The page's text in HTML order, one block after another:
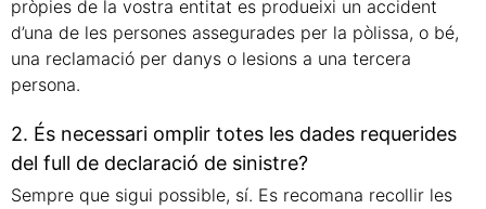
pròpies de la vostra entitat es produeixi un accident
d’una de les persones assegurades per la pòlissa, o bé,
una reclamació per danys o lesions a una tercera
persona.
2. És necessari omplir totes les dades requerides
del full de declaració de sinistre?
Sempre que sigui possible, sí. Es recomana recollir les